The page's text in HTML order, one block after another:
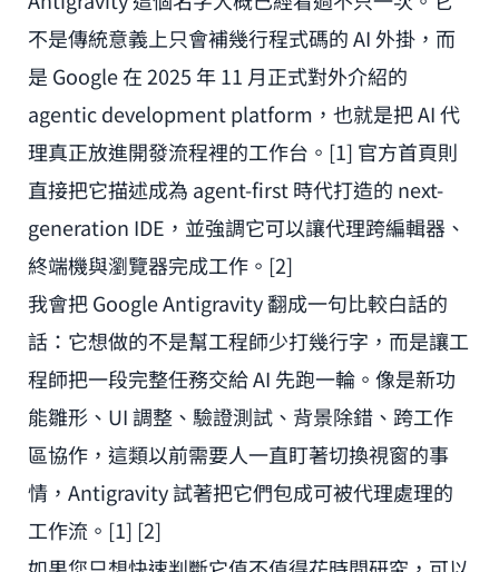
不是傳統意義上只會補幾行程式碼的 AI 外掛，而
是 Google 在 2025 年 11 月正式對外介紹的
agentic development platform，也就是把 AI 代
理真正放進開發流程裡的工作台。[1] 官方首頁則
直接把它描述成為 agent-first 時代打造的 next-
generation IDE，並強調它可以讓代理跨編輯器、
終端機與瀏覽器完成工作。[2]
我會把 Google Antigravity 翻成一句比較白話的
話：它想做的不是幫工程師少打幾行字，而是讓工
程師把一段完整任務交給 AI 先跑一輪。像是新功
能雛形、UI 調整、驗證測試、背景除錯、跨工作
區協作，這類以前需要人一直盯著切換視窗的事
情，Antigravity 試著把它們包成可被代理處理的
工作流。[1] [2]